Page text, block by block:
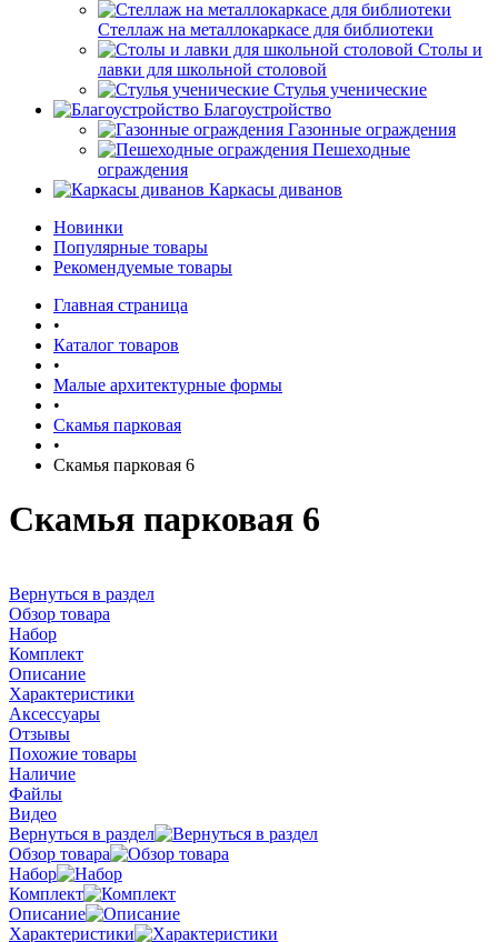
Стеллаж на металлокаркасе для библиотеки
Столы и
лавки для школьной столовой
Стулья ученические
Благоустройство
Газонные ограждения
Пешеходные
ограждения
Каркасы диванов
Новинки
Популярные товары
Рекомендуемые товары
Главная страница
•
Каталог товаров
•
Малые архитектурные формы
•
Скамья парковая
•
Скамья парковая 6
Скамья парковая 6
Вернуться в раздел
Обзор товара
Набор
Комплект
Описание
Характеристики
Аксессуары
Отзывы
Похожие товары
Наличие
Файлы
Видео
Вернуться в раздел
Обзор товара
Набор
Комплект
Описание
Характеристики